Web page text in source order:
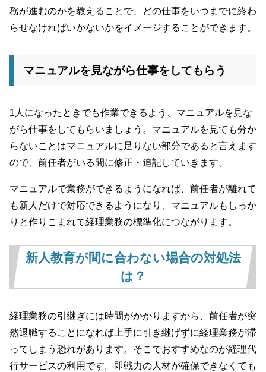
務が進むのかを教えることで、どの仕事をいつまでに終わ
らせなければいかないかをイメージすることができます。
マニュアルを見ながら仕事をしてもらう
1人になったときでも作業できるよう、マニュアルを見な
がら仕事をしてもらいましょう。マニュアルを見ても分か
らないことはマニュアルに足りない部分であると言えます
ので、前任者がいる間に修正・追記していきます。
マニュアルで業務ができるようになれば、前任者が離れて
も新人だけで対応できるようになり、マニュアルもしっか
りと作りこまれて経理業務の標準化につながります。
新人教育が間に合わない場合の対処法
は？
経理業務の引継ぎには時間がかかりますから、前任者が突
然退職することになれば上手に引き継げずに経理業務が滞
ってしまう恐れがあります。そこでおすすめなのが経理代
行サービスの利用です。即戦力の人材が確保できなくても